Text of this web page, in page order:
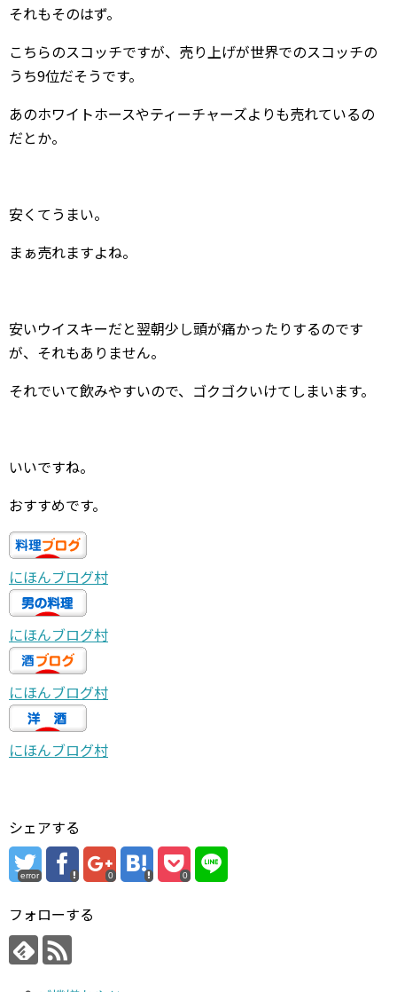
それもそのはず。
こちらのスコッチですが、売り上げが世界でのスコッチの
うち9位だそうです。
あのホワイトホースやティーチャーズよりも売れているの
だとか。
安くてうまい。
まぁ売れますよね。
安いウイスキーだと翌朝少し頭が痛かったりするのです
が、それもありません。
それでいて飲みやすいので、ゴクゴクいけてしまいます。
いいですね。
おすすめです。
にほんブログ村
にほんブログ村
にほんブログ村
にほんブログ村
シェアする
error 0 0
フォローする